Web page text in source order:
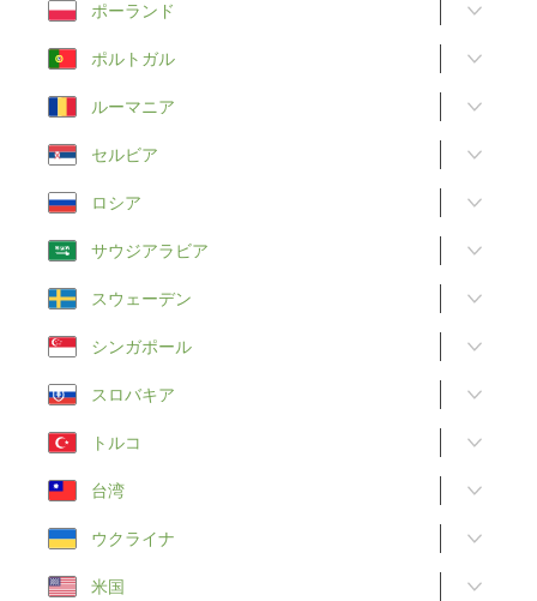
ポーランド
ポルトガル
ルーマニア
セルビア
ロシア
サウジアラビア
スウェーデン
シンガポール
スロバキア
トルコ
台湾
ウクライナ
米国